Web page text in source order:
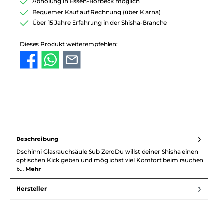
Bequemer Kauf auf Rechnung (über Klarna)
Über 15 Jahre Erfahrung in der Shisha-Branche
Dieses Produkt weiterempfehlen:
Beschreibung
Dschinni Glasrauchsäule Sub ZeroDu willst deiner Shisha einen
optischen Kick geben und möglichst viel Komfort beim rauchen
b… Mehr
Hersteller